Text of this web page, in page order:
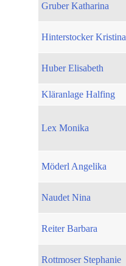
Gruber Katharina
Hinterstocker Kristina
Huber Elisabeth
Kläranlage Halfing
Lex Monika
Möderl Angelika
Naudet Nina
Reiter Barbara
Rottmoser Stephanie